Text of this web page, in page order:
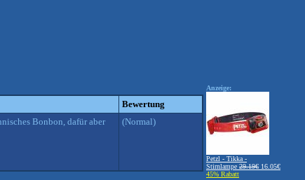
Bewertung
Bonbon, dafür aber
(Normal)
Anzeige:
Petzl - Tikka -
Stirnlampe 29.19€ 16.05€
45% Rabatt